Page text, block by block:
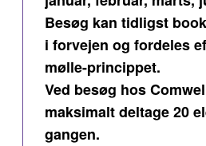
Besøg kan tidligst
i forvejen og fordeles
mølle-princippet.
Ved besøg hos
maksimalt deltage 20
gangen.